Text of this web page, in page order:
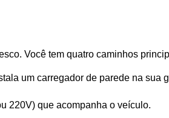
Você tem quatro caminhos
um carregador de parede na sua
220V) que acompanha o veículo.